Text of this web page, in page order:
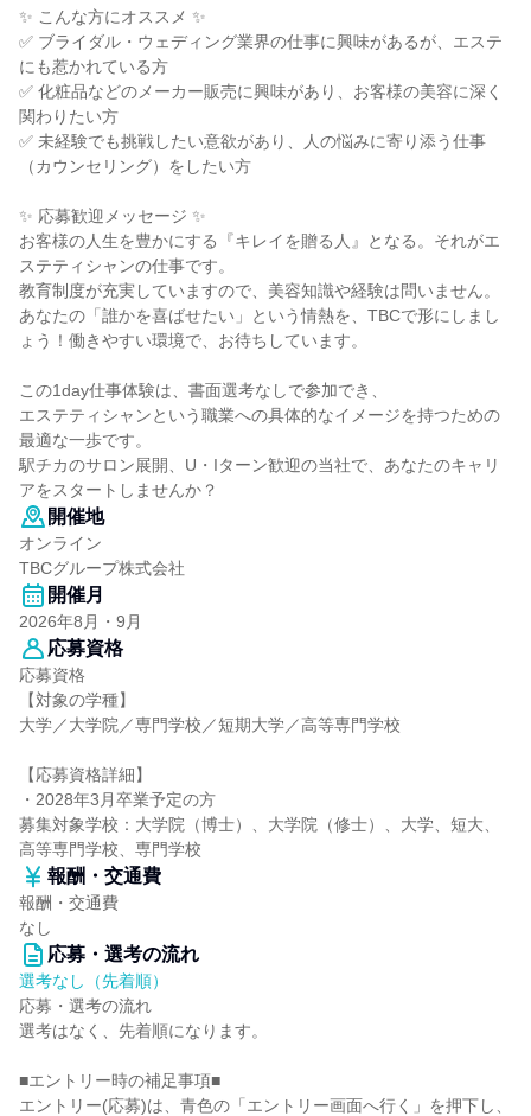
✨ こんな方にオススメ ✨
✅ ブライダル・ウェディング業界の仕事に興味があるが、エステ
にも惹かれている方
✅ 化粧品などのメーカー販売に興味があり、お客様の美容に深く
関わりたい方
✅ 未経験でも挑戦したい意欲があり、人の悩みに寄り添う仕事
（カウンセリング）をしたい方
✨ 応募歓迎メッセージ ✨
お客様の人生を豊かにする『キレイを贈る人』となる。それがエ
ステティシャンの仕事です。
教育制度が充実していますので、美容知識や経験は問いません。
あなたの「誰かを喜ばせたい」という情熱を、TBCで形にしまし
ょう！働きやすい環境で、お待ちしています。
この1day仕事体験は、書面選考なしで参加でき、
エステティシャンという職業への具体的なイメージを持つための
最適な一歩です。
駅チカのサロン展開、U・Iターン歓迎の当社で、あなたのキャリ
アをスタートしませんか？
開催地
オンライン
TBCグループ株式会社
開催月
2026年8月・9月
応募資格
応募資格
【対象の学種】
大学／大学院／専門学校／短期大学／高等専門学校
【応募資格詳細】
・2028年3月卒業予定の方
募集対象学校：大学院（博士）、大学院（修士）、大学、短大、
高等専門学校、専門学校
報酬・交通費
報酬・交通費
なし
応募・選考の流れ
選考なし（先着順）
応募・選考の流れ
選考はなく、先着順になります。
■エントリー時の補足事項■
エントリー(応募)は、青色の「エントリー画面へ行く」を押下し、